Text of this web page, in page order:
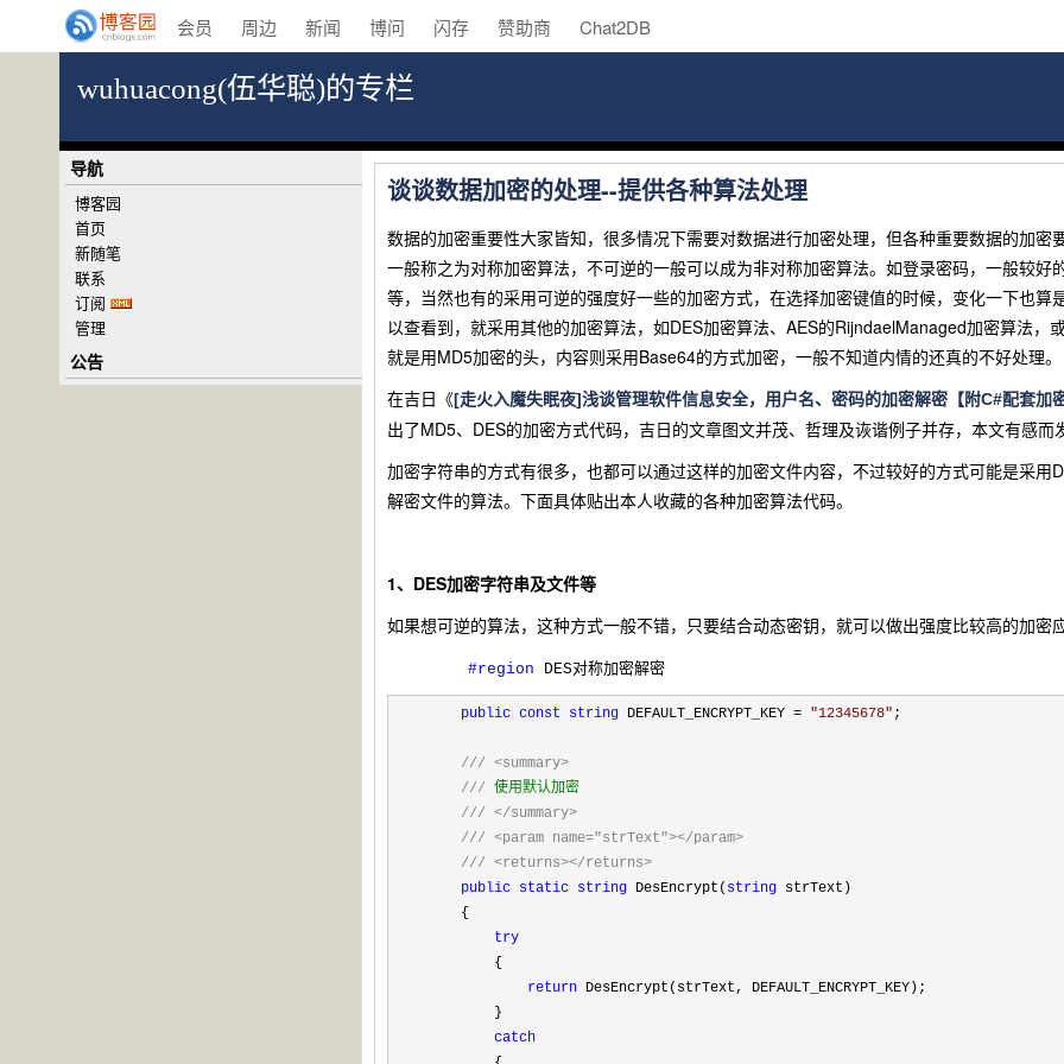
会员 周边 新闻 博问 闪存 赞助商 Chat2DB
wuhuacong(伍华聪)的专栏
谈谈数据加密的处理--提供各种算法处理
数据的加密重要性大家皆知，很多情况下需要对数据进行加密处理，但各种重要数据的加
一般称之为对称加密算法，不可逆的一般可以成为非对称加密算法。如登录密码，一般较
等，当然也有的采用可逆的强度好一些的加密方式，在选择加密键值的时候，变化一下也
以查看到，就采用其他的加密算法，如DES加密算法、AES的RijndaelManaged加密算法
就是用MD5加密的头，内容则采用Base64的方式加密，一般不知道内情的还真的不好处理。
在吉日《[走火入魔失眠夜]浅谈管理软件信息安全，用户名、密码的加密解密【附C#配套加
出了MD5、DES的加密方式代码，吉日的文章图文并茂、哲理及诙谐例子并存，本文有感
加密字符串的方式有很多，也都可以通过这样的加密文件内容，不过较好的方式可能是采
解密文件的算法。下面具体贴出本人收藏的各种加密算法代码。
1、DES加密字符串及文件等
如果想可逆的算法，这种方式一般不错，只要结合动态密钥，就可以做出强度比较高的加密
#region DES对称加密解密
public const string DEFAULT_ENCRYPT_KEY = "12345678" ;
/// <summary>
/// 使用默认加密
/// </summary>
/// <param name="strText"></param>
/// <returns></returns>
public static string DesEncrypt( string strText)
{
try
{
return DesEncrypt(strText, DEFAULT_ENCRYPT_KEY);
}
catch
导航
博客园
首页
新随笔
联系
订阅
管理
公告